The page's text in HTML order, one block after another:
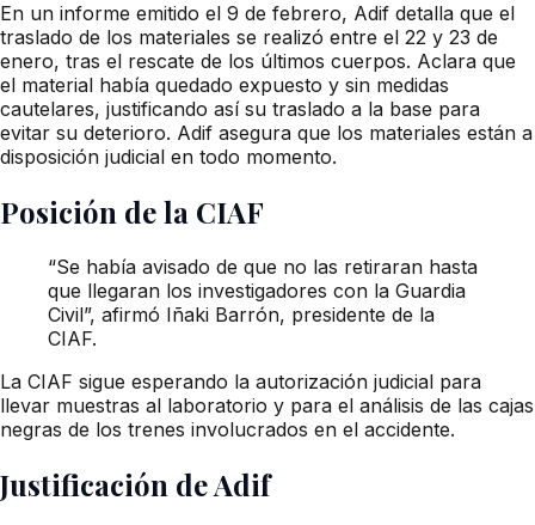
En un informe emitido el 9 de febrero, Adif detalla que el
traslado de los materiales se realizó entre el 22 y 23 de
enero, tras el rescate de los últimos cuerpos. Aclara que
el material había quedado expuesto y sin medidas
cautelares, justificando así su traslado a la base para
evitar su deterioro. Adif asegura que los materiales están a
disposición judicial en todo momento.
Posición de la CIAF
“Se había avisado de que no las retiraran hasta
que llegaran los investigadores con la Guardia
Civil”, afirmó Iñaki Barrón, presidente de la
CIAF.
La CIAF sigue esperando la autorización judicial para
llevar muestras al laboratorio y para el análisis de las cajas
negras de los trenes involucrados en el accidente.
Justificación de Adif